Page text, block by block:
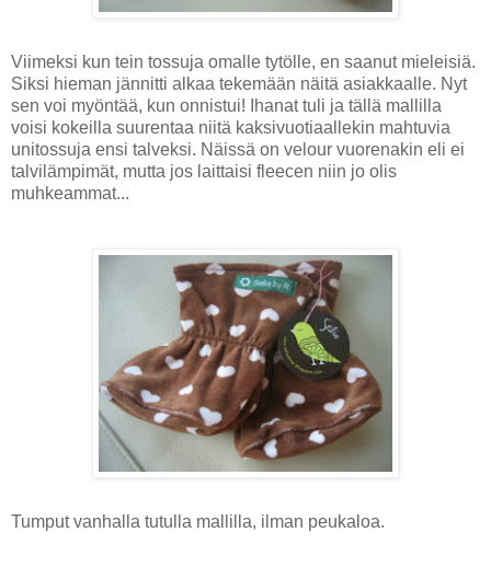
Viimeksi kun tein tossuja omalle tytölle, en saanut mieleisiä.
Siksi hieman jännitti alkaa tekemään näitä asiakkaalle. Nyt
sen voi myöntää, kun onnistui! Ihanat tuli ja tällä mallilla
voisi kokeilla suurentaa niitä kaksivuotiaallekin mahtuvia
unitossuja ensi talveksi. Näissä on velour vuorenakin eli ei
talvilämpimät, mutta jos laittaisi fleecen niin jo olis
muhkeammat...
Tumput vanhalla tutulla mallilla, ilman peukaloa.